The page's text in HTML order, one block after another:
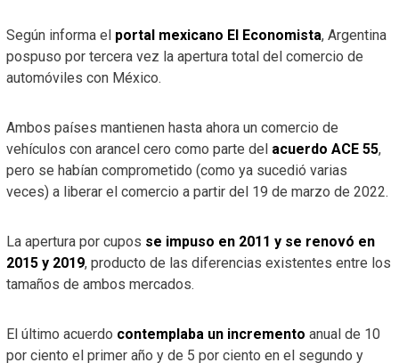
Según informa el portal mexicano El Economista, Argentina
pospuso por tercera vez la apertura total del comercio de
automóviles con México.
Ambos países mantienen hasta ahora un comercio de
vehículos con arancel cero como parte del acuerdo ACE 55,
pero se habían comprometido (como ya sucedió varias
veces) a liberar el comercio a partir del 19 de marzo de 2022.
La apertura por cupos se impuso en 2011 y se renovó en
2015 y 2019, producto de las diferencias existentes entre los
tamaños de ambos mercados.
El último acuerdo contemplaba un incremento anual de 10
por ciento el primer año y de 5 por ciento en el segundo y